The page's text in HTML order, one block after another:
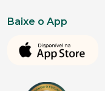
Baixe o App